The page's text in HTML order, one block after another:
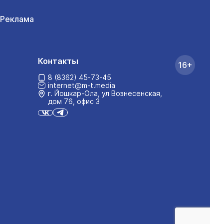
Реклама
Контакты
8 (8362) 45-73-45
internet@m-t.media
г. Йошкар‑Ола, ул Вознесенская,
дом 76, офис 3
16+